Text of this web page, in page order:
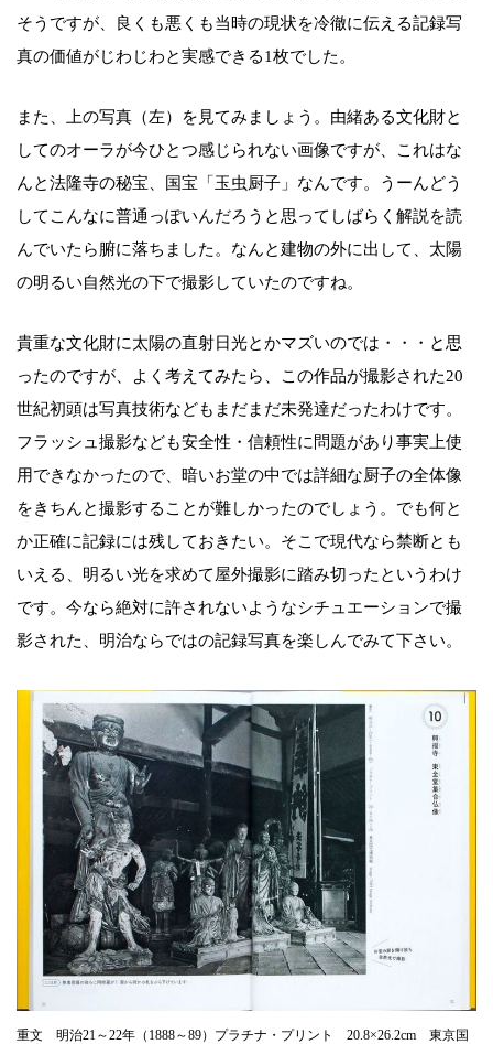
そうですが、良くも悪くも当時の現状を冷徹に伝える記録写
真の価値がじわじわと実感できる1枚でした。
また、上の写真（左）を見てみましょう。由緒ある文化財と
してのオーラが今ひとつ感じられない画像ですが、これはな
んと法隆寺の秘宝、国宝「玉虫厨子」なんです。うーんどう
してこんなに普通っぽいんだろうと思ってしばらく解説を読
んでいたら腑に落ちました。なんと建物の外に出して、太陽
の明るい自然光の下で撮影していたのですね。
貴重な文化財に太陽の直射日光とかマズいのでは・・・と思
ったのですが、よく考えてみたら、この作品が撮影された20
世紀初頭は写真技術などもまだまだ未発達だったわけです。
フラッシュ撮影なども安全性・信頼性に問題があり事実上使
用できなかったので、暗いお堂の中では詳細な厨子の全体像
をきちんと撮影することが難しかったのでしょう。でも何と
か正確に記録には残しておきたい。そこで現代なら禁断とも
いえる、明るい光を求めて屋外撮影に踏み切ったというわけ
です。今なら絶対に許されないようなシチュエーションで撮
影された、明治ならではの記録写真を楽しんでみて下さい。
重文 明治21～22年（1888～89）プラチナ・プリント 20.8×26.2cm 東京国